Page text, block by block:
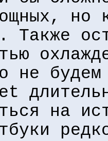
но
Также
не
на